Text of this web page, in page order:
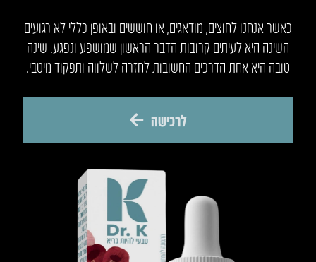
כאשר אנחנו לחוצים, מודאגים, או חוששים ובאופן כללי לא רגועים
השינה היא לעיתים קרובות הדבר הראשון שמושפע ונפגע. שינה
טובה היא אחת הדרכים החשובות לחזרה לשלווה ותפקוד מיטבי.
לרכישה